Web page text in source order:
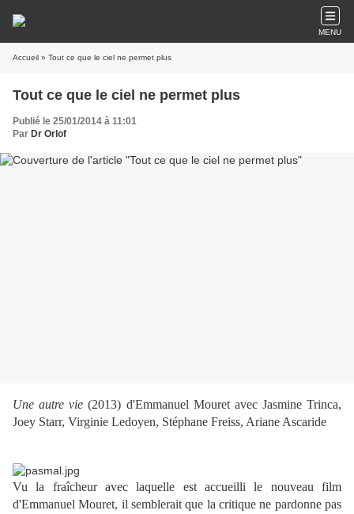
MENU
Accueil » Tout ce que le ciel ne permet plus
Tout ce que le ciel ne permet plus
Publié le 25/01/2014 à 11:01
Par Dr Orlof
Une autre vie (2013) d'Emmanuel Mouret avec Jasmine Trinca,
Joey Starr, Virginie Ledoyen, Stéphane Freiss, Ariane Ascaride
Vu la fraîcheur avec laquelle est accueilli le nouveau film
d'Emmanuel Mouret, il semblerait que la critique ne pardonne pas